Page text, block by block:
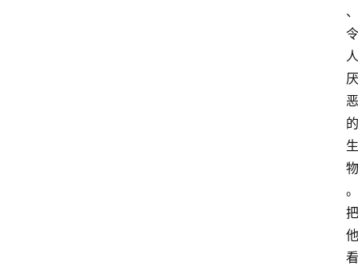
、
令
人
厌
恶
的
生
物
。
把
他
看